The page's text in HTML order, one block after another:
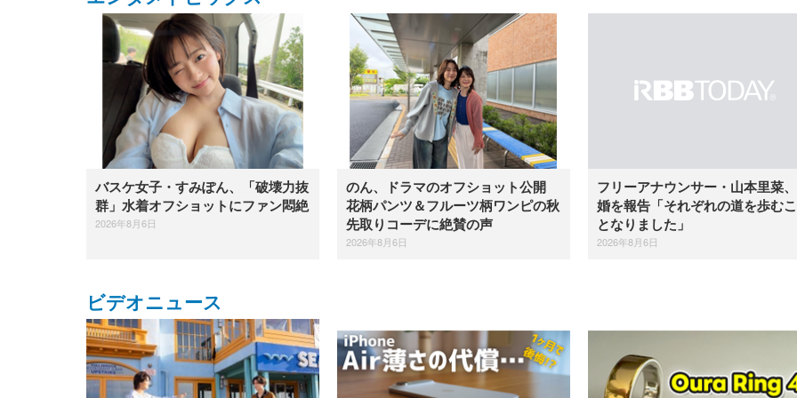
バスケ女子・すみぽん、「破壊力抜
群」水着オフショットにファン悶絶
2026年8月6日
のん、ドラマのオフショット公開
花柄パンツ＆フルーツ柄ワンピの秋
先取りコーデに絶賛の声
2026年8月6日
フリーアナウンサー・山本里菜
婚を報告「それぞれの道を歩む
となりました」
2026年8月6日
ビデオニュース